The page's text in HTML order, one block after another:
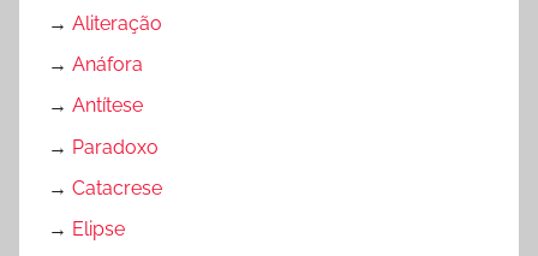
→ Aliteração
→ Anáfora
→ Antítese
→ Paradoxo
→ Catacrese
→ Elipse